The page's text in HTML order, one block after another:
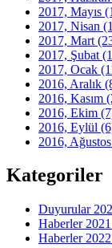
2017, Mayıs
2017, Nisan
2017, Mart
2017, Şubat
2017, Ocak
2016, Aralık
2016, Kasım
2016, Ekim
2016, Eylül
2016, Ağustos
Kategoriler
Duyurular
Haberler 2021
Haberler 2022